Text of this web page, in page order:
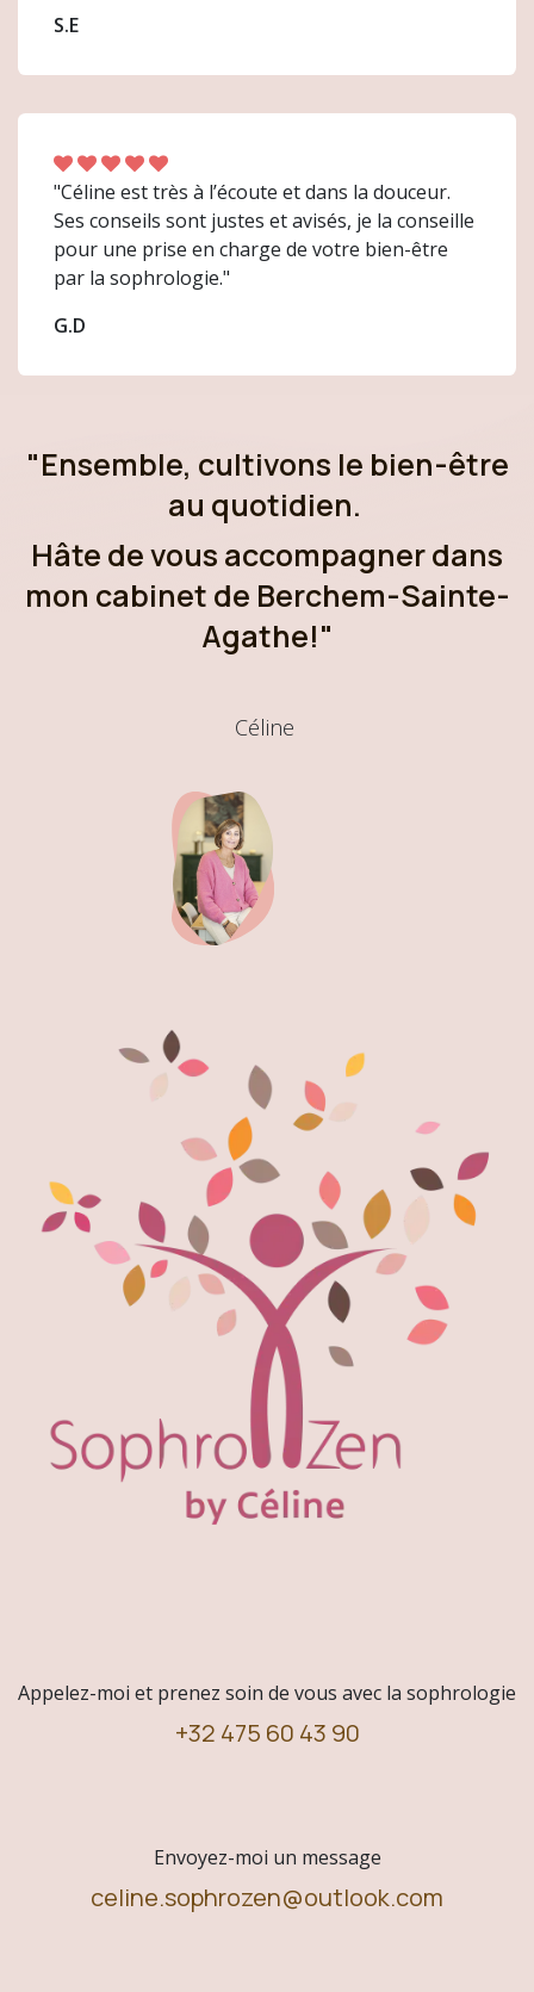
S.E
"Céline est très à l’écoute et dans la douceur.
Ses conseils sont justes et avisés, je la conseille
pour une prise en charge de votre bien-être
par la sophrologie."
G.D
"Ensemble, cultivons le bien-être
au quotidien.
Hâte de vous accompagner dans
mon cabinet de Berchem-Sainte-
Agathe!"
Céline
Appelez-moi et prenez soin de vous avec la sophrologie
+32 475 60 43 90
Envoyez-moi un message
celine.sophrozen@outlook.com